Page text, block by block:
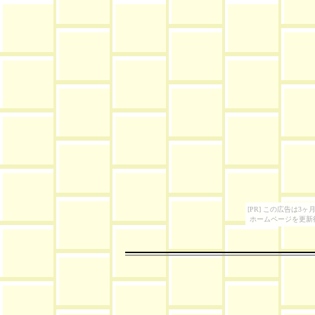
[PR] この広告は3ヶ
ホームページを更